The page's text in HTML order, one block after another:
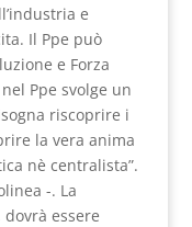
e
Il Ppe può
e Forza
Ppe svolge un
riscoprire i
la vera anima
nè centralista”.
-. La
essere